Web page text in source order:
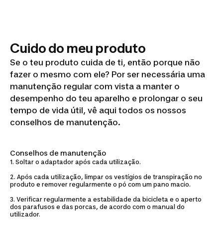
Cuido do meu produto
Se o teu produto cuida de ti, então porque não
fazer o mesmo com ele? Por ser necessária uma
manutenção regular com vista a manter o
desempenho do teu aparelho e prolongar o seu
tempo de vida útil, vê aqui todos os nossos
conselhos de manutenção.
Conselhos de manutenção
1. Soltar o adaptador após cada utilização.
2. Após cada utilização, limpar os vestígios de transpiração no
produto e remover regularmente o pó com um pano macio.
3. Verificar regularmente a estabilidade da bicicleta e o aperto
dos parafusos e das porcas, de acordo com o manual do
utilizador.